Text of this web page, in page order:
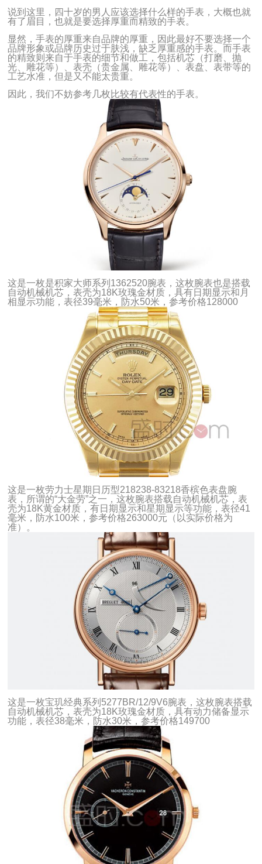
说到这里，四十岁的男人应该选择什么样的手表，大概也就
有了眉目，也就是要选择厚重而精致的手表。
显然，手表的厚重来自品牌的厚重，因此最好不要选择一个
品牌形象或品牌历史过于肤浅，缺乏厚重感的手表。而手表
的精致则来自于手表的细节和做工，包括机芯（打磨、抛
光、雕花等）、表壳（贵金属、雕花等）、表盘、表带等的
工艺水准，但是又不能太贵重。
因此，我们不妨参考几枚比较有代表性的手表。
这是一枚是积家大师系列1362520腕表，这枚腕表也是搭载
自动机械机芯，表壳为18K玫瑰金材质，具有日期显示和月
相显示功能，表径39毫米，防水50米，参考价格128000
这是一枚劳力士星期日历型218238-83218香槟色表盘腕
表，所谓的“大金劳”之一，这枚腕表搭载自动机械机芯，表
壳为18K黄金材质，有日期显示和星期显示等功能，表径41
毫米，防水100米，参考价格263000元（以实际价格为
准）。
这是一枚宝玑经典系列5277BR/12/9V6腕表，这枚腕表搭载
自动机械机芯，表壳为18K玫瑰金材质，具有动力储备显示
功能，表径38毫米，防水30米，参考价格149700